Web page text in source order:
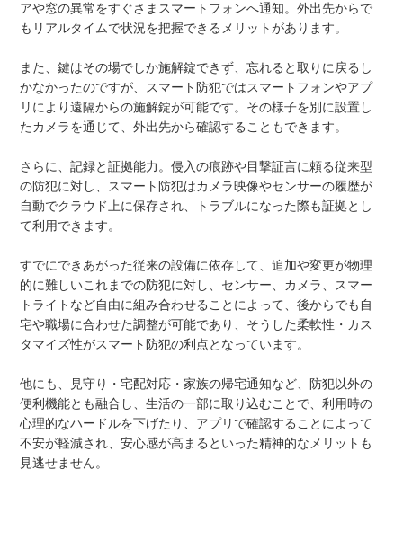
アや窓の異常をすぐさまスマートフォンへ通知。外出先からで
もリアルタイムで状況を把握できるメリットがあります。
また、鍵はその場でしか施解錠できず、忘れると取りに戻るし
かなかったのですが、スマート防犯ではスマートフォンやアプ
リにより遠隔からの施解錠が可能です。その様子を別に設置し
たカメラを通じて、外出先から確認することもできます。
さらに、記録と証拠能力。侵入の痕跡や目撃証言に頼る従来型
の防犯に対し、スマート防犯はカメラ映像やセンサーの履歴が
自動でクラウド上に保存され、トラブルになった際も証拠とし
て利用できます。
すでにできあがった従来の設備に依存して、追加や変更が物理
的に難しいこれまでの防犯に対し、センサー、カメラ、スマー
トライトなど自由に組み合わせることによって、後からでも自
宅や職場に合わせた調整が可能であり、そうした柔軟性・カス
タマイズ性がスマート防犯の利点となっています。
他にも、見守り・宅配対応・家族の帰宅通知など、防犯以外の
便利機能とも融合し、生活の一部に取り込むことで、利用時の
心理的なハードルを下げたり、アプリで確認することによって
不安が軽減され、安心感が高まるといった精神的なメリットも
見逃せません。